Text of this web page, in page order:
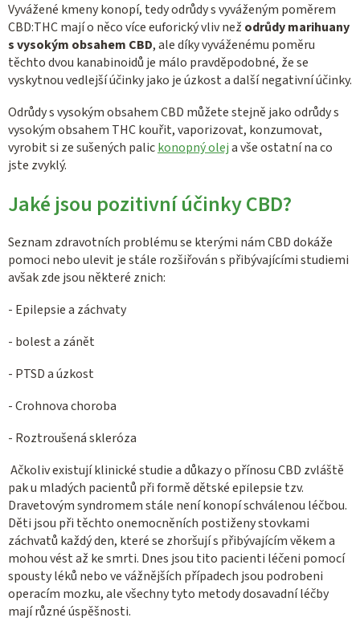
Vyvážené kmeny konopí, tedy odrůdy s vyváženým poměrem
CBD:THC mají o něco více euforický vliv než odrůdy marihuany
s vysokým obsahem CBD, ale díky vyváženému poměru
těchto dvou kanabinoidů je málo pravděpodobné, že se
vyskytnou vedlejší účinky jako je úzkost a další negativní účinky.
Odrůdy s vysokým obsahem CBD můžete stejně jako odrůdy s
vysokým obsahem THC kouřit, vaporizovat, konzumovat,
vyrobit si ze sušených palickonopný oleja vše ostatní na co
jste zvyklý.
Jaké jsou pozitivní účinky CBD?
Seznam zdravotních problému se kterými nám CBD dokáže
pomoci nebo ulevit je stále rozšiřován s přibývajícími studiemi
avšak zde jsou některé znich:
- Epilepsie a záchvaty
- bolest a zánět
- PTSD a úzkost
- Crohnova choroba
- Roztroušená skleróza
Ačkoliv existují klinické studie a důkazy o přínosu CBD zvláště
pak u mladých pacientů při formě dětské epilepsie tzv.
Dravetovým syndromem stále není konopí schválenou léčbou.
Děti jsou při těchto onemocněních postiženy stovkami
záchvatů každý den, které se zhoršují s přibývajícím věkem a
mohou vést až ke smrti. Dnes jsou tito pacienti léčeni pomocí
spousty léků nebo ve vážnějších případech jsou podrobeni
operacím mozku, ale všechny tyto metody dosavadní léčby
mají různé úspěšnosti.